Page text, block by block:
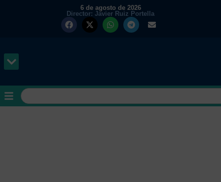
6 de agosto de 2026
Director: Javier Ruiz Portella